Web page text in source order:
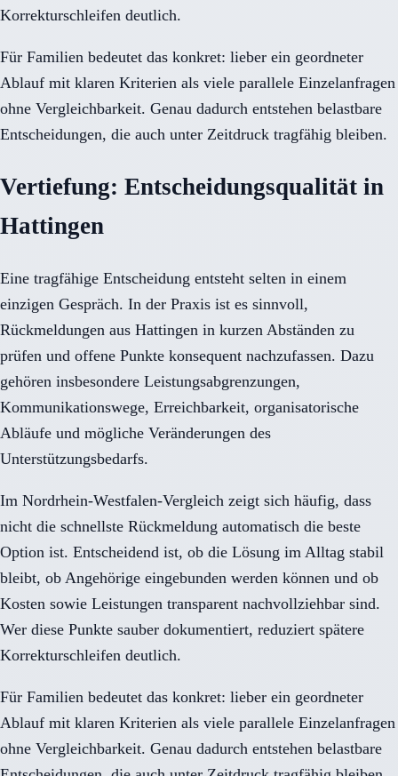
Korrekturschleifen deutlich.
Für Familien bedeutet das konkret: lieber ein geordneter
Ablauf mit klaren Kriterien als viele parallele Einzelanfragen
ohne Vergleichbarkeit. Genau dadurch entstehen belastbare
Entscheidungen, die auch unter Zeitdruck tragfähig bleiben.
Vertiefung: Entscheidungsqualität in
Hattingen
Eine tragfähige Entscheidung entsteht selten in einem
einzigen Gespräch. In der Praxis ist es sinnvoll,
Rückmeldungen aus Hattingen in kurzen Abständen zu
prüfen und offene Punkte konsequent nachzufassen. Dazu
gehören insbesondere Leistungsabgrenzungen,
Kommunikationswege, Erreichbarkeit, organisatorische
Abläufe und mögliche Veränderungen des
Unterstützungsbedarfs.
Im Nordrhein-Westfalen-Vergleich zeigt sich häufig, dass
nicht die schnellste Rückmeldung automatisch die beste
Option ist. Entscheidend ist, ob die Lösung im Alltag stabil
bleibt, ob Angehörige eingebunden werden können und ob
Kosten sowie Leistungen transparent nachvollziehbar sind.
Wer diese Punkte sauber dokumentiert, reduziert spätere
Korrekturschleifen deutlich.
Für Familien bedeutet das konkret: lieber ein geordneter
Ablauf mit klaren Kriterien als viele parallele Einzelanfragen
ohne Vergleichbarkeit. Genau dadurch entstehen belastbare